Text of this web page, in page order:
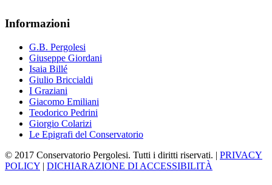
Informazioni
G.B. Pergolesi
Giuseppe Giordani
Isaia Billé
Giulio Briccialdi
I Graziani
Giacomo Emiliani
Teodorico Pedrini
Giorgio Colarizi
Le Epigrafi del Conservatorio
© 2017 Conservatorio Pergolesi. Tutti i diritti riservati. | PRIVACY
POLICY | DICHIARAZIONE DI ACCESSIBILITÀ